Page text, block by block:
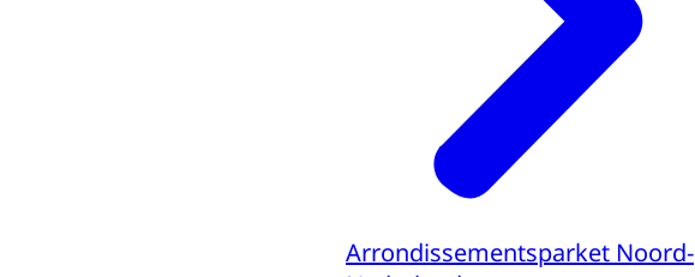
Arrondissementsparket Noord-